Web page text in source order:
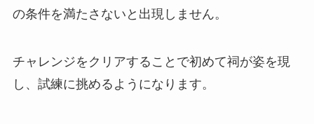
の条件を満たさないと出現しません。
チャレンジをクリアすることで初めて祠が姿を現
し、試練に挑めるようになります。